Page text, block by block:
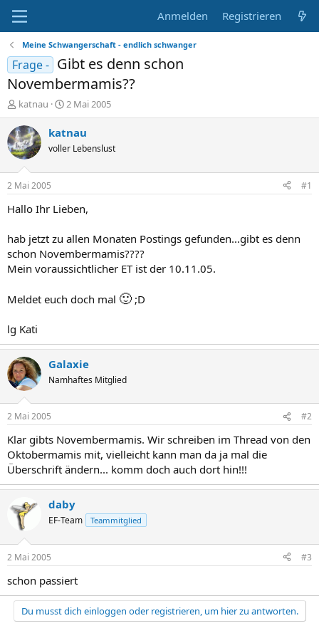
Anmelden Registrieren
Meine Schwangerschaft - endlich schwanger
Frage - Gibt es denn schon
Novembermamis??
E
r
s
t
e
l
e
r
katnau
E
r
s
e
t
a
2 Mai 2005
katnau
voller Lebenslust
2 Mai 2005 #1
Hallo Ihr Lieben,
hab jetzt zu allen Monaten Postings gefunden...gibt es denn
schon Novembermamis????
Mein voraussichtlicher ET ist der 10.11.05.
Meldet euch doch mal 🙂 ;D
lg Kati
Galaxie
Namhaftes Mitglied
2 Mai 2005 #2
Klar gibts Novembermamis. Wir schreiben im Thread von den
Oktobermamis mit, vielleicht kann man da ja mal die
Überschrift ändern... komm doch auch dort hin!!!
daby
EF-Team Teammitglied
2 Mai 2005 #3
schon passiert
Du musst dich einloggen oder registrieren, um hier zu antworten.